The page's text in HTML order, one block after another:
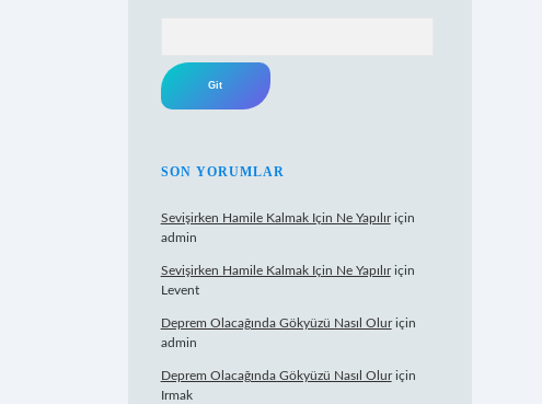
SON YORUMLAR
Sevişirken Hamile Kalmak Için Ne Yapılıriçin
admin
Sevişirken Hamile Kalmak Için Ne Yapılıriçin
Levent
Deprem Olacağında Gökyüzü Nasıl Oluriçin
admin
Deprem Olacağında Gökyüzü Nasıl Oluriçin
Irmak